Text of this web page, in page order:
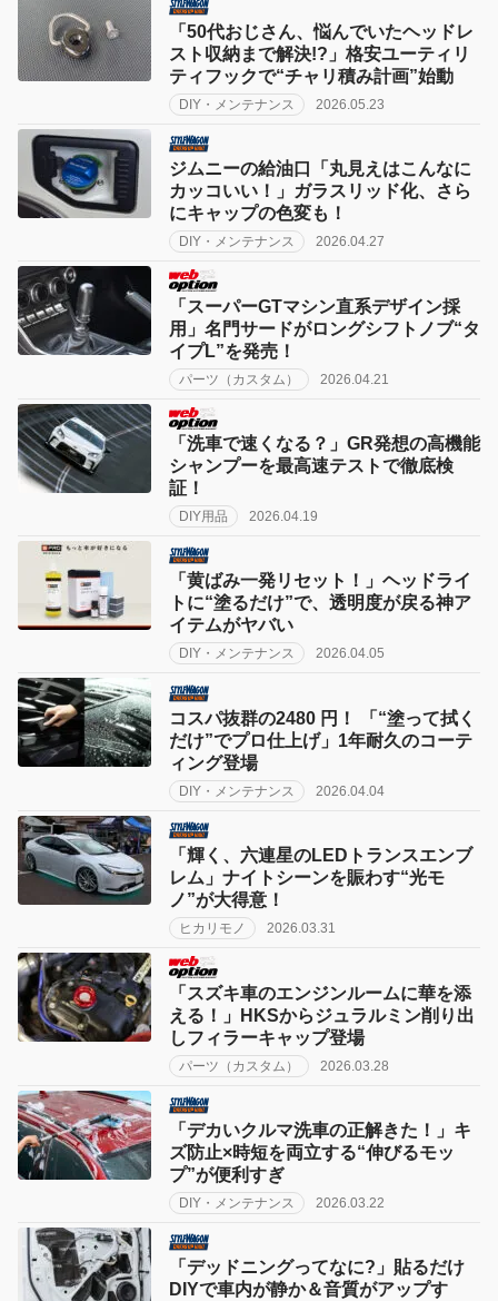
「50代おじさん、悩んでいたヘッドレ
スト収納まで解決!?」格安ユーティリ
ティフックで“チャリ積み計画”始動
DIY・メンテナンス 2026.05.23
ジムニーの給油口「丸見えはこんなに
カッコいい！」ガラスリッド化、さら
にキャップの色変も！
DIY・メンテナンス 2026.04.27
「スーパーGTマシン直系デザイン採
用」名門サードがロングシフトノブ“タ
イプL”を発売！
パーツ（カスタム） 2026.04.21
「洗車で速くなる？」GR発想の高機能
シャンプーを最高速テストで徹底検
証！
DIY用品 2026.04.19
「黄ばみ一発リセット！」ヘッドライ
トに“塗るだけ”で、透明度が戻る神ア
イテムがヤバい
DIY・メンテナンス 2026.04.05
コスパ抜群の2480 円！ 「“塗って拭く
だけ”でプロ仕上げ」1年耐久のコーテ
ィング登場
DIY・メンテナンス 2026.04.04
「輝く、六連星のLEDトランスエンブ
レム」ナイトシーンを賑わす“光モ
ノ”が大得意！
ヒカリモノ 2026.03.31
「スズキ車のエンジンルームに華を添
える！」HKSからジュラルミン削り出
しフィラーキャップ登場
パーツ（カスタム） 2026.03.28
「デカいクルマ洗車の正解きた！」キ
ズ防止×時短を両立する“伸びるモッ
プ”が便利すぎ
DIY・メンテナンス 2026.03.22
「デッドニングってなに?」貼るだけ
DIYで車内が静か＆音質がアップす